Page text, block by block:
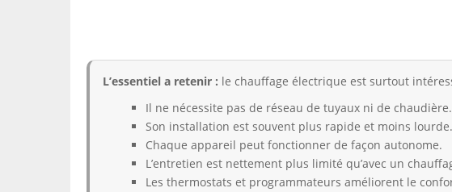
L’essentiel a retenir : le chauffage électrique est surtout
Il ne nécessite pas de réseau de tuyaux ni de chaudière.
Son installation est souvent plus rapide et moins lourde.
Chaque appareil peut fonctionner de façon autonome.
L’entretien est nettement plus limité qu’avec un
Les thermostats et programmateurs améliorent le